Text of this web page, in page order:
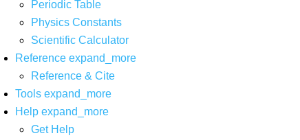
Periodic Table
Physics Constants
Scientific Calculator
Reference expand_more
Reference & Cite
Tools expand_more
Help expand_more
Get Help